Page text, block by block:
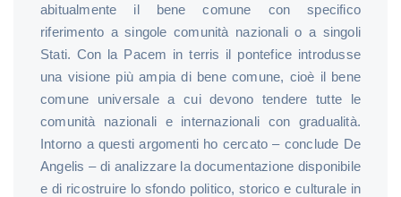
abitualmente il bene comune con specifico
riferimento a singole comunità nazionali o a singoli
Stati. Con la Pacem in terris il pontefice introdusse
una visione più ampia di bene comune, cioè il bene
comune universale a cui devono tendere tutte le
comunità nazionali e internazionali con gradualità.
Intorno a questi argomenti ho cercato – conclude De
Angelis – di analizzare la documentazione disponibile
e di ricostruire lo sfondo politico, storico e culturale in